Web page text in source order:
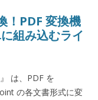
！PDF 変換機
組み込むライ
』 は、PDF を
の各文書形式に変